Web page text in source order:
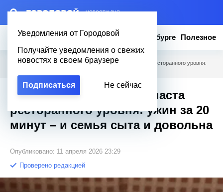
– НОВОСТИ ДНЯ
Уведомления от Городовой
Получайте уведомления о свежих
новостях в своем браузере
Подписаться Не сейчас
Новости Эксклюзив Вопросы о Петербурге Полезное
Городовой Полезное / Из обычных макарон – паста ресторанного уровня:
Из обычных макарон – паста
ресторанного уровня: ужин за 20
минут – и семья сыта и довольна
Опубликовано: 11 апреля 2026 23:29
Проверено редакцией